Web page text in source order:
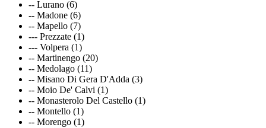
-- Lurano (6)
-- Madone (6)
-- Mapello (7)
--- Prezzate (1)
--- Volpera (1)
-- Martinengo (20)
-- Medolago (11)
-- Misano Di Gera D'Adda (3)
-- Moio De' Calvi (1)
-- Monasterolo Del Castello (1)
-- Montello (1)
-- Morengo (1)